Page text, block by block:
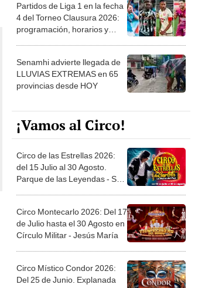
Partidos de Liga 1 en la fecha
4 del Torneo Clausura 2026:
programación, horarios y
Senamhi advierte llegada de
LLUVIAS EXTREMAS en 65
provincias desde HOY
¡Vamos al Circo!
Circo de las Estrellas 2026:
del 15 Julio al 30 Agosto.
Parque de las Leyendas - San
Circo Montecarlo 2026: Del 17
de Julio hasta el 30 Agosto en
Círculo Militar - Jesús María
Circo Místico Condor 2026:
Del 25 de Junio. Explanada